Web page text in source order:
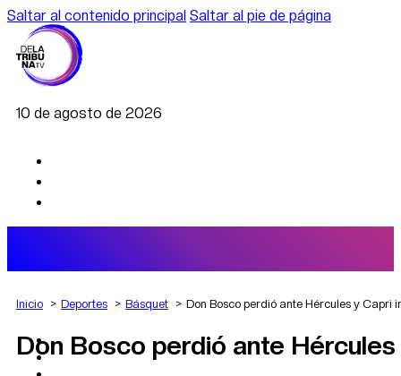
Saltar al contenido principal Saltar al pie de página
10 de agosto de 2026
AGRO
DEPORTES
Inicio Deportes Básquet Don Bosco perdió ante Hércules y Capri
Don Bosco perdió ante